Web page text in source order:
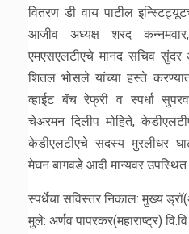
वितरण डी वाय पाटील
आजीव अध्यक्ष शरद
एमएसएलटीएचे मानद सचिव सुंदर
शितल भोसले यांच्या हस्ते
व्हाईट बॅच रेफ्री व स्पर्धा
चेअरमन दिलीप मोहिते,
केडीएलटीएचे सदस्य मुरलीधर
मेघन बागवडे आदी मान्यवर उपस्थित
स्पर्धेचा सविस्तर निकाल: मुख्य
मुले: अर्णव पापरकर(महाराष्ट्र)